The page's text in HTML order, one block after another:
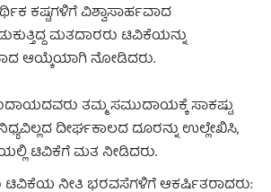
ಕಷ್ಟಗಳಿಗೆ ವಿಶ್ವಾಸಾರ್ಹವಾದ
ಮತದಾರರು ಟಿವಿಕೆಯನ್ನು
ಆಯ್ಕೆಯಾಗಿ ನೋಡಿದರು.
ತಮ್ಮ ಸಮುದಾಯಕ್ಕೆ ಸಾಕಷ್ಟು
ದೀರ್ಘಕಾಲದ ದೂರನ್ನು ಉಲ್ಲೇಖಿಸಿ,
ಟಿವಿಕೆಗೆ ಮತ ನೀಡಿದರು.
ಟಿವಿಕೆಯ ನೀತಿ ಭರವಸೆಗಳಿಗೆ ಆಕರ್ಷಿತರಾದರು: